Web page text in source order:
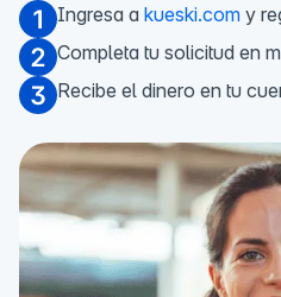
Ingresa a kueski.com y
Completa tu solicitud en
Recibe el dinero en tu